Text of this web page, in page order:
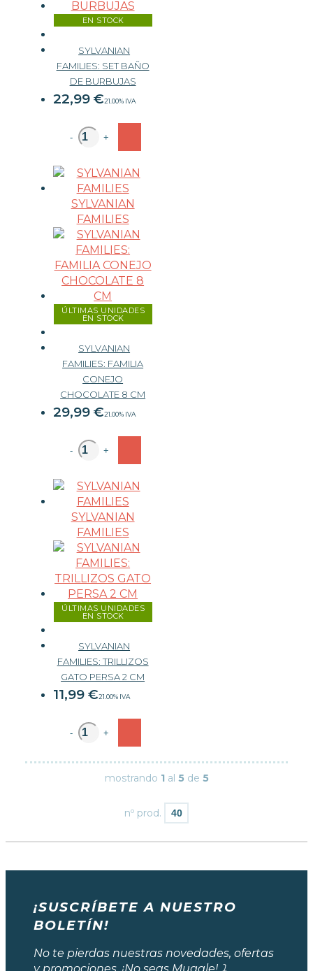
EN STOCK
SYLVANIAN
FAMILIES: SET BAÑO
DE BURBUJAS
22,99 €21.00% IVA
- +
SYLVANIAN
FAMILIES
ÚLTIMAS UNIDADES
EN STOCK
SYLVANIAN
FAMILIES: FAMILIA
CONEJO
CHOCOLATE 8 CM
29,99 €21.00% IVA
- +
SYLVANIAN
FAMILIES
ÚLTIMAS UNIDADES
EN STOCK
SYLVANIAN
FAMILIES: TRILLIZOS
GATO PERSA 2 CM
11,99 €21.00% IVA
- +
mostrando 1al 5 de 5
nº prod.
¡SUSCRÍBETE A NUESTRO
BOLETÍN!
No te pierdas nuestras novedades, ofertas